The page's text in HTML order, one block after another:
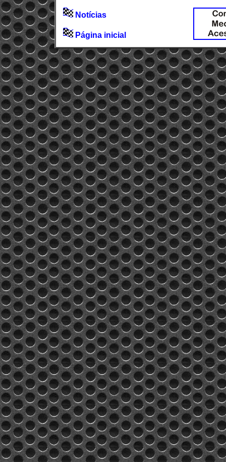
Notícias
Página inicial